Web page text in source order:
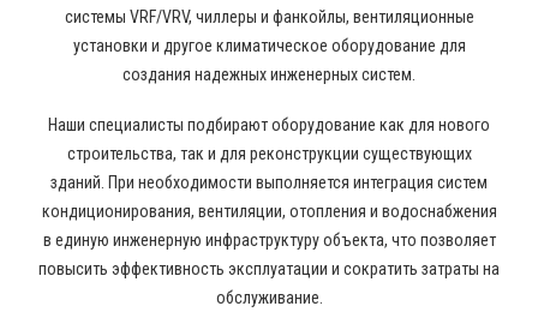
системы VRF/VRV, чиллеры и фанкойлы, вентиляционные
установки и другое климатическое оборудование для
создания надежных инженерных систем.
Наши специалисты подбирают оборудование как для нового
строительства, так и для реконструкции существующих
зданий. При необходимости выполняется интеграция систем
кондиционирования, вентиляции, отопления и водоснабжения
в единую инженерную инфраструктуру объекта, что позволяет
повысить эффективность эксплуатации и сократить затраты на
обслуживание.